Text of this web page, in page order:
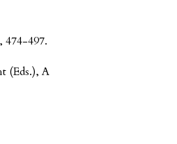
474-497.
(Eds.), A